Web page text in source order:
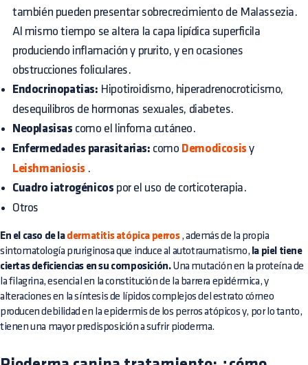
también pueden presentar sobrecrecimiento de Malassezia.
Al mismo tiempo se altera la capa lipídica superficila
produciendo inflamación y prurito, y en ocasiones
obstrucciones foliculares.
Endocrinopatias: Hipotiroidismo, hiperadrenocroticismo,
desequilibros de hormonas sexuales, diabetes.
Neoplasisas como el linfoma cutáneo.
Enfermedades parasitarias: como Demodicosis y
Leishmaniosis .
Cuadro iatrogénicos por el uso de corticoterapia.
Otros
En el caso de ladermatitis atópica perros, además de la propia
sintomatología pruriginosa que induce al autotraumatismo, la piel tiene
ciertas deficiencias en su composición.Una mutación en la proteína de
la filagrina, esencial en la constitución de la barrera epidérmica, y
alteraciones en la síntesis de lípidos complejos del estrato córneo
producen debilidad en la epidermis de los perros atópicos y, por lo tanto,
tienen una mayor predisposición a sufrir pioderma.